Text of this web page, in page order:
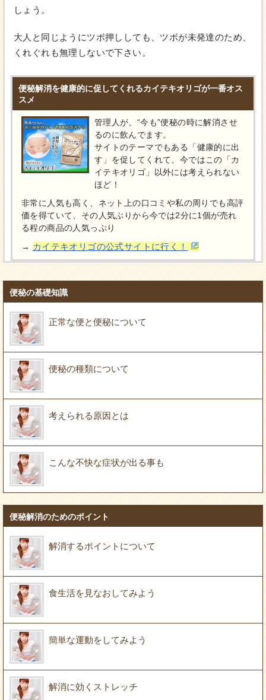
しょう。
大人と同じようにツボ押ししても、ツボが未発達のため、
くれぐれも無理しないで下さい。
便秘解消を健康的に促してくれるカイテキオリゴが一番オス
スメ
管理人が、“今も”便秘の時に解消させ
るのに飲んでます。
サイトのテーマでもある「健康的に出
す」を促してくれて、今ではこの「カ
イテキオリゴ」以外には考えられない
ほど！
非常に人気も高く、ネット上の口コミや私の周りでも高評
価を得ていて、その人気ぶりから今では2分に1個が売れ
る程の商品の人気っぷり
→ カイテキオリゴの公式サイトに行く！
便秘の基礎知識
正常な便と便秘について
便秘の種類について
考えられる原因とは
こんな不快な症状が出る事も
便秘解消のためのポイント
解消するポイントについて
食生活を見なおしてみよう
簡単な運動をしてみよう
解消に効くストレッチ